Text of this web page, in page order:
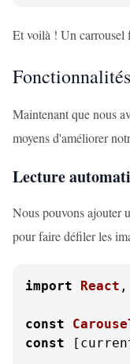
Et voilà ! Un carrousel
Maintenant que nous
moyens d'améliorer
Lecture
Nous pouvons ajouter
pour faire défiler les
import React
const
const